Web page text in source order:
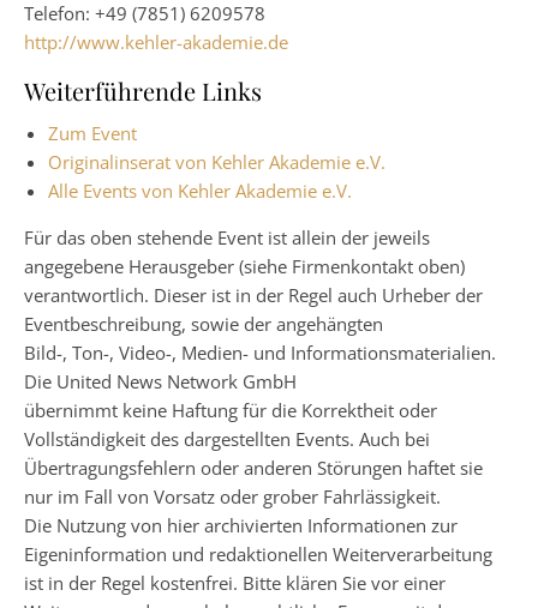
Telefon: +49 (7851) 6209578
http://www.kehler-akademie.de
Weiterführende Links
Zum Event
Originalinserat von Kehler Akademie e.V.
Alle Events von Kehler Akademie e.V.
Für das oben stehende Event ist allein der jeweils
angegebene Herausgeber (siehe Firmenkontakt oben)
verantwortlich. Dieser ist in der Regel auch Urheber der
Eventbeschreibung, sowie der angehängten
Bild-, Ton-, Video-, Medien- und Informationsmaterialien.
Die United News Network GmbH
übernimmt keine Haftung für die Korrektheit oder
Vollständigkeit des dargestellten Events. Auch bei
Übertragungsfehlern oder anderen Störungen haftet sie
nur im Fall von Vorsatz oder grober Fahrlässigkeit.
Die Nutzung von hier archivierten Informationen zur
Eigeninformation und redaktionellen Weiterverarbeitung
ist in der Regel kostenfrei. Bitte klären Sie vor einer